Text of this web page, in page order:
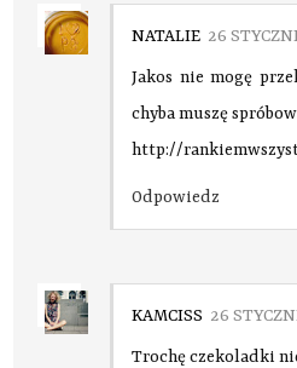
NATALIE 26
Jakos nie mogę
chyba muszę
http://
Odpowiedz
KAMCISS 26
Trochę czekoladki